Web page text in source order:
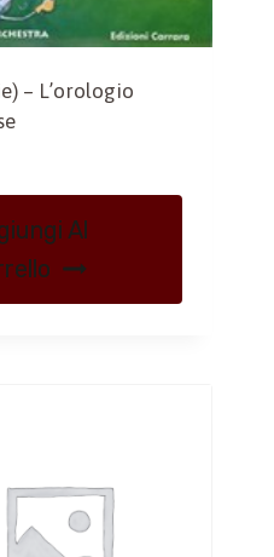
– L’orologio
Al